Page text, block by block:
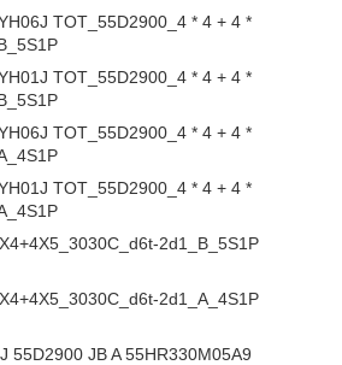
TOT_55D2900_4 * 4 + 4 *
TOT_55D2900_4 * 4 + 4 *
TOT_55D2900_4 * 4 + 4 *
TOT_55D2900_4 * 4 + 4 *
2d1_B_5S1P
2d1_A_4S1P
55D2900 JB A 55HR330M05A9